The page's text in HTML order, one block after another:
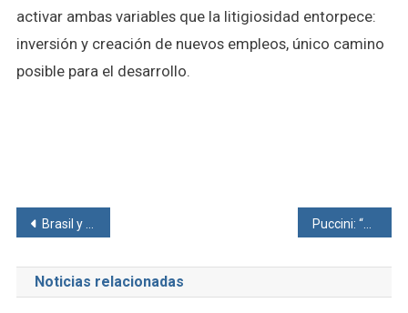
activar ambas variables que la litigiosidad entorpece:
inversión y creación de nuevos empleos, único camino
posible para el desarrollo.
Navegación
de
entradas
Brasil y la inflación: posibles repercusiones en el mercado lácteo y proyecciones para 2025
Noticias relacionadas